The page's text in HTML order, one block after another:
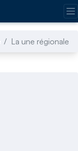
La une régionale